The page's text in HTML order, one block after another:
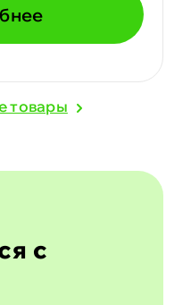
товары
с